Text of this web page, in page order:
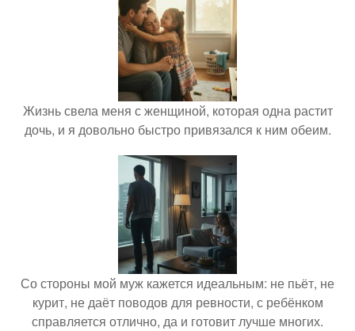
Жизнь свела меня с женщиной, которая одна растит
дочь, и я довольно быстро привязался к ним обеим.
Со стороны мой муж кажется идеальным: не пьёт, не
курит, не даёт поводов для ревности, с ребёнком
справляется отлично, да и готовит лучше многих.